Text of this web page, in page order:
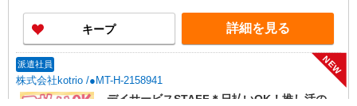
キープ 詳細を見る
派遣社員
株式会社kotrio /●MT-H-2158941
NEW
デイサービスSTAFF＊日払いOK！推し活の